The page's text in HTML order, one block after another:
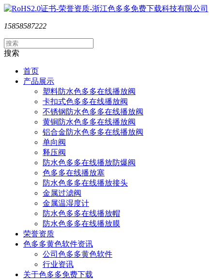
15858587222
搜索
首页
产品展示
塑料防水色多多在线播放阀
卡扣式色多多在线播放阀
不锈钢防水色多多在线播放阀
黄铜防水色多多在线播放阀
铝合金防水色多多在线播放阀
单向阀
释压阀
防水色多多在线播放防爆阀
色多多在线播放塞
防水色多多在线播放接头
金属过滤阀
金属温湿度计
防水色多多在线播放帽
防水色多多在线播放膜
荣誉资质
色多多黄色软件资讯
公司色多多黄色软件
行业资讯
关于色多多免费下载